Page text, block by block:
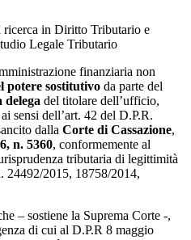
in Diritto Tributario e
Legale Tributario
finanziaria non
potere sostitutivo da parte del
delega del titolare dell’ufficio,
ai sensi dell’art. 42 del D.P.R.
dalla Corte di Cassazione,
n. 5360, conformemente al
tributaria di legittimità
24492/2015, 18758/2014,
– sostiene la Suprema Corte -,
di cui al D.P.R 8 maggio